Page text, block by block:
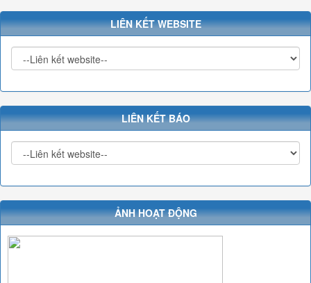
LIÊN KẾT WEBSITE
LIÊN KẾT BÁO
ẢNH HOẠT ĐỘNG